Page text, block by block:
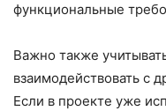
функциональные
Важно также
взаимодействовать с
Если в проекте уже